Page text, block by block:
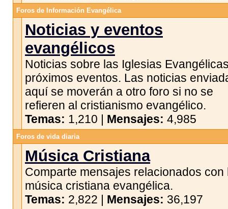
Foros de Información Evangélica
Noticias y eventos
evangélicos
Noticias sobre las Iglesias
próximos eventos. Las noticias
aquí se moverán a otro foro si no se
refieren al cristianismo evangélico.
Temas: 1,210 | Mensajes: 4,985
Foros de vida diaria
Música Cristiana
Comparte mensajes relacionados con
música cristiana evangélica.
Temas: 2,822 | Mensajes: 36,197